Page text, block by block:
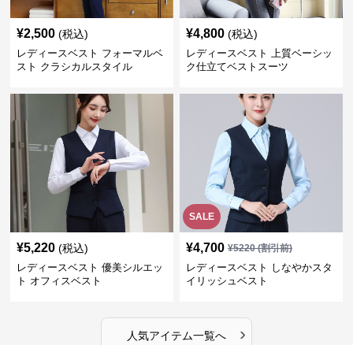
¥2,500 (税込)
レディースベスト フォーマルベ
スト クラシカルスタイル
¥4,800 (税込)
レディースベスト 上質ベーシッ
ク仕立てベストスーツ
¥5,220 (税込)
レディースベスト 優美シルエッ
ト オフィスベスト
SALE
¥4,700 ¥5220(割引前)
レディースベスト しなやかスタ
イリッシュベスト
人気アイテム一覧へ ›